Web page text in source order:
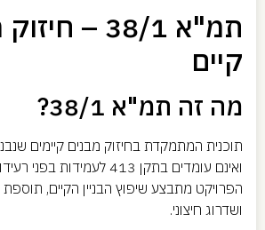
תמ"א 38/1 –
קיים
מה זה תמ"א 38/1?
ואינם עומדים בתקן 413
הפרויקט מתבצע שיפוץ הבניין הקיים,
ושדרוג חיצוני.